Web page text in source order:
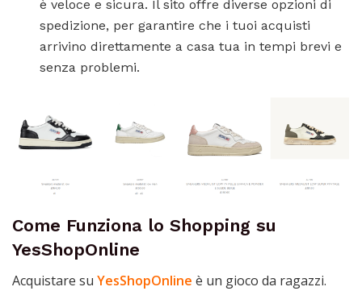
è veloce e sicura. Il sito offre diverse opzioni di
spedizione, per garantire che i tuoi acquisti
arrivino direttamente a casa tua in tempi brevi e
senza problemi.
Come Funziona lo Shopping su
YesShopOnline
Acquistare su YesShopOnline è un gioco da ragazzi.